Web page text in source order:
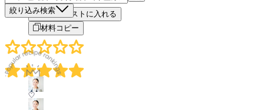
絞り込み検索買い物リストに入れる
材料コピー